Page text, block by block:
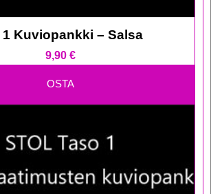
1 Kuviopankki – Salsa
9,90 €
OSTA